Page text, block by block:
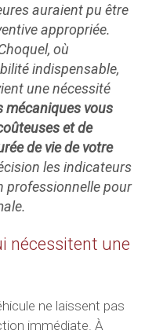
auraient pu être
appropriée.
où
indispensable,
une nécessité
mécaniques vous
et de
de vie de votre
les indicateurs
professionnelle pour
nécessitent une
ne laissent pas
immédiate. À